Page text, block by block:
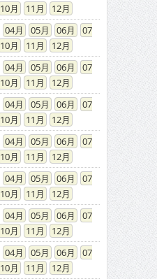
10 11
12
04 05 06
07
10 11
12
04 05 06
07
10 11
12
04 05 06
07
10 11
12
04 05 06
07
10 11
12
04 05 06
07
10 11
12
04 05 06
07
10 11
12
04 05 06
07
10 11
12